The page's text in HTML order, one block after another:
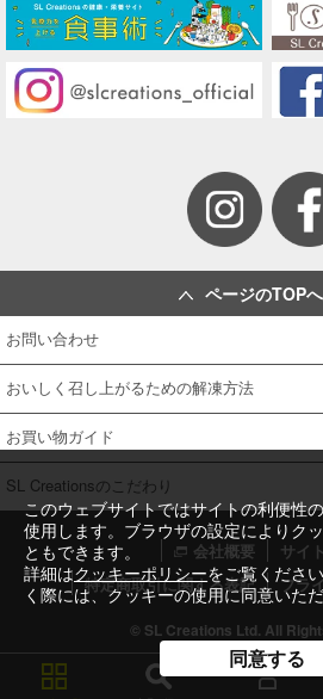
このウェブサイトではサイトの利便性
使用します。ブラウザの設定によりク
ともできます。
詳細はクッキーポリシーをご覧くださ
く際には、クッキーの使用に同意いた
同意する
ページのTOP
お問い合わせ
おいしく召し上がるための解凍方法
お買い物ガイド
SL Creationsのこだわり
会社概要
サイ
特定商取引に関する表記
プラ
© SL Creations Ltd. All